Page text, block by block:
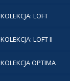
KOLEKCJA: LOFT
KOLEKCJA: LOFT II
KOLEKCJA OPTIMA